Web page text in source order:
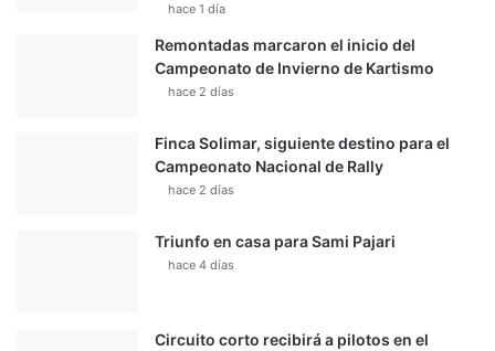
hace 1 día
Remontadas marcaron el inicio del
Campeonato de Invierno de Kartismo
hace 2 días
Finca Solimar, siguiente destino para el
Campeonato Nacional de Rally
hace 2 días
Triunfo en casa para Sami Pajari
hace 4 días
Circuito corto recibirá a pilotos en el